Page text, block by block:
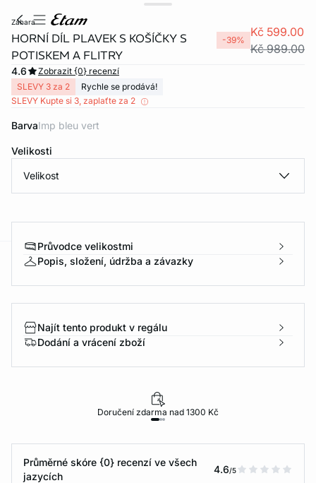
zahara
HORNÍ DÍL PLAVEK S KOŠÍČKY S
POTISKEM A FLITRY
-39%
Kč 599.00
Kč 989.00
4.6
Zobrazit {0} recenzí
SLEVY 3 za 2
Rychle se prodává!
SLEVY Kupte si 3, zaplaťte za 2
Barva imp bleu vert
Velikosti
Velikost
Průvodce velikostmi
Popis, složení, údržba a závazky
Najít tento produkt v regálu
Dodání a vrácení zboží
Doručení zdarma nad 1300 Kč
Průměrné skóre {0} recenzí ve všech
jazycích
4.6/5